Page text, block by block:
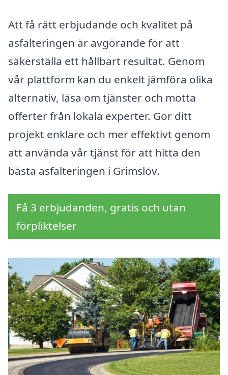
Att få rätt erbjudande och kvalitet på
asfalteringen är avgörande för att
säkerställa ett hållbart resultat. Genom
vår plattform kan du enkelt jämföra olika
alternativ, läsa om tjänster och motta
offerter från lokala experter. Gör ditt
projekt enklare och mer effektivt genom
att använda vår tjänst för att hitta den
bästa asfalteringen i Grimslöv.
Få 3 erbjudanden, gratis och utan
förpliktelser